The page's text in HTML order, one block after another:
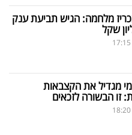
מלחמה: הגיש תביעת ענק
17:15
מגדיל את הקצבאות
זו הבשורה לזכאים
18:20